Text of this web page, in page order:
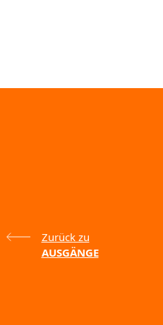
Zurück zu
AUSGÄNGE